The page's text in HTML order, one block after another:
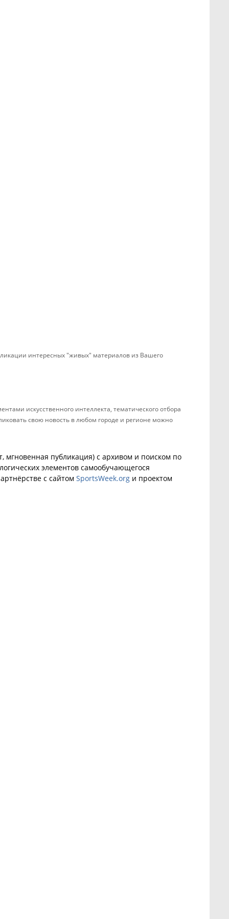
интересных "живых" материалов из Вашего
искусственного интеллекта, тематического отбора
свою новость в любом городе и регионе можно
публикация) с архивом и поиском по
элементов самообучающегося
с сайтом SportsWeek.org и проектом